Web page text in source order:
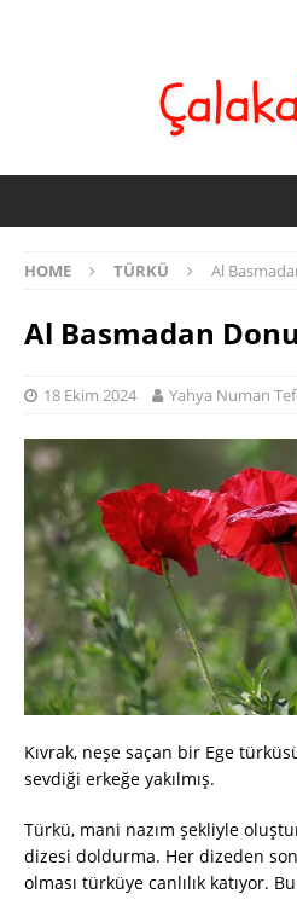
HOME TÜRKÜ Al
Al Basmadan
18 Ekim 2024 Yahya Numan
Kıvrak, neşe saçan bir Ege
sevdiği erkeğe yakılmış.
Türkü, mani nazım şekliyle
dizesi doldurma. Her dizeden
olması türküye canlılık katıyor.